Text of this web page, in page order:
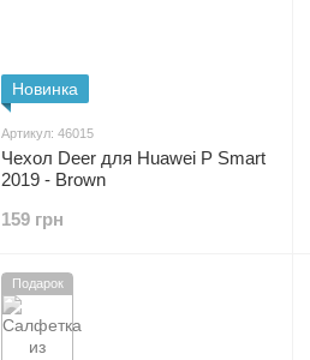
Новинка
Артикул: 46015
Чехол Deer для Huawei P Smart
2019 - Brown
159 грн
Подарок